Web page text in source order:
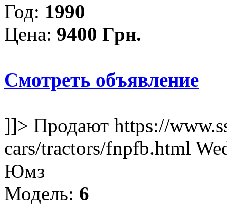
Год: 1990
Цена: 9400 Грн.
Смотреть объявление
]]> Продают https://
cars/tractors/fnpfb.html
Юмз
Модель: 6